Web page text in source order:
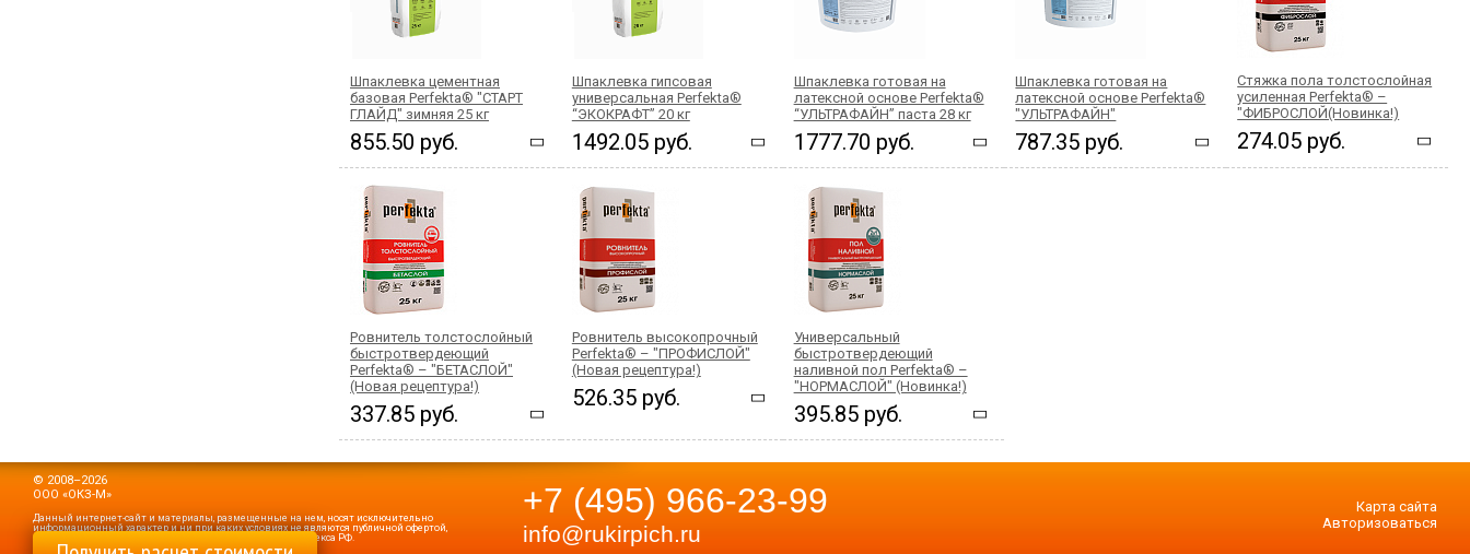
Шпаклевка цементная
базовая Perfekta® "СТАРТ
ГЛАЙД" зимняя 25 кг
855.50 руб.
Шпаклевка гипсовая
универсальная Perfekta®
“ЭКОКРАФТ” 20 кг
1492.05 руб.
Шпаклевка готовая на
латексной основе Perfekta®
“УЛЬТРАФАЙН” паста 28 кг
1777.70 руб.
Шпаклевка готовая на
латексной основе Perfekta®
"УЛЬТРАФАЙН"
787.35 руб.
Стяжка пола толстослойная
усиленная Perfekta® –
"ФИБРОСЛОЙ(Новинка!)
274.05 руб.
Ровнитель толстослойный
быстротвердеющий
Perfekta® – "БЕТАСЛОЙ"
(Новая рецептура!)
337.85 руб.
Ровнитель высокопрочный
Perfekta® – "ПРОФИСЛОЙ"
(Новая рецептура!)
526.35 руб.
Универсальный
быстротвердеющий
наливной пол Perfekta® –
"НОРМАСЛОЙ" (Новинка!)
395.85 руб.
© 2008–2026
ООО «ОКЗ-М»
Данный интернет-сайт и материалы, размещенные на нем, носят исключительно
информационный характер и ни при каких условиях не являются публичной офертой,
определяемой положениями статьи 437 Гражданского кодекса РФ.
+7 (495) 966-23-99
info@rukirpich.ru
Карта сайта
Авторизоваться